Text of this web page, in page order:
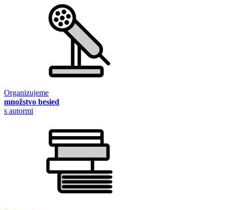
Organizujeme
množstvo besied
s autormi